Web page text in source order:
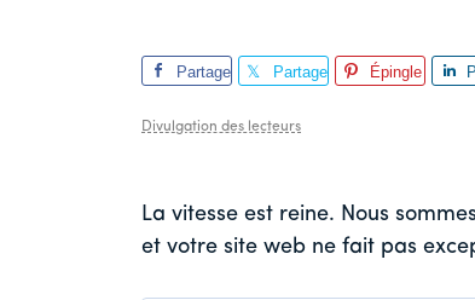
Partage
Partage
Épingle
Divulgation des lecteurs
La vitesse est reine. Nous
et votre site web ne fait pas